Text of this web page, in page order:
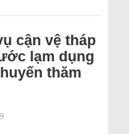
cận vệ tháp
lạm dụng
thăm